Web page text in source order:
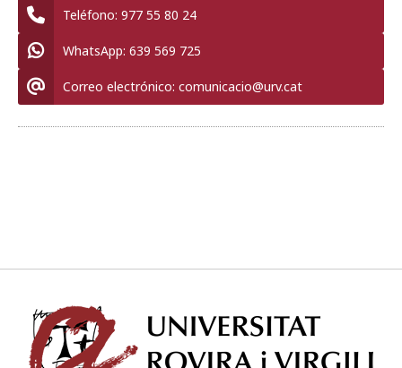
Teléfono: 977 55 80 24
WhatsApp: 639 569 725
Correo electrónico: comunicacio@urv.cat